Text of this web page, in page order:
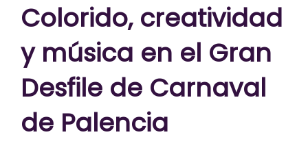
Areas municipales
Tramita
Colorido, creatividad
y música en el Gran
Desfile de Carnaval
de Palencia